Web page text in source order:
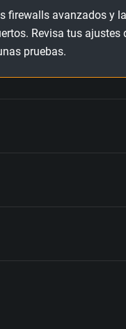
firewalls avanzados y
Revisa tus
pruebas.